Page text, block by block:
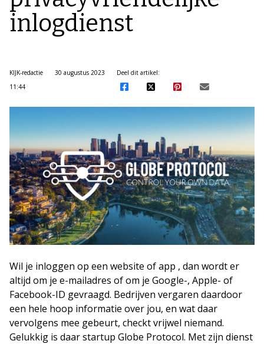
inlogdienst
KIJK-redactie
30 augustus 2023
11:44
Deel dit artikel:
Wil je inloggen op een website of app , dan wordt er
altijd om je e-mailadres of om je Google-, Apple- of
Facebook-ID gevraagd. Bedrijven vergaren daardoor
een hele hoop informatie over jou, en wat daar
vervolgens mee gebeurt, checkt vrijwel niemand.
Gelukkig is daar startup Globe Protocol. Met zijn dienst